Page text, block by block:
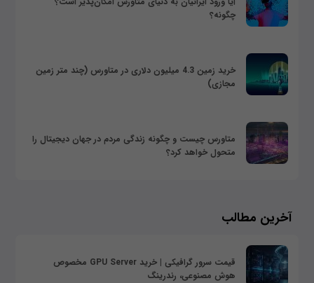
چگونه؟
خرید زمین 4.3 میلیون دلاری در متاورس (چند متر زمین
مجازی)
متاورس چیست و چگونه زندگی مردم در جهان دیجیتال را
متحول خواهد کرد؟
آخرین مطالب
قیمت سرور گرافیکی | خرید GPU Server مخصوص
هوش مصنوعی، رندرینگ